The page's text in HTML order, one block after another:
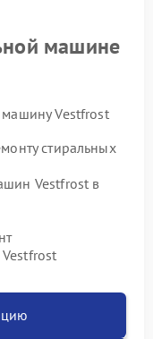
машине
Vestfrost
стиральных
Vestfrost в